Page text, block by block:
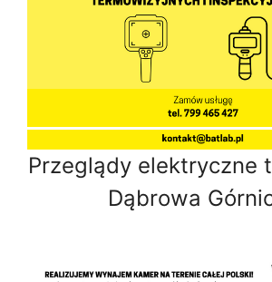
Przeglądy elektryczne
Dąbrowa